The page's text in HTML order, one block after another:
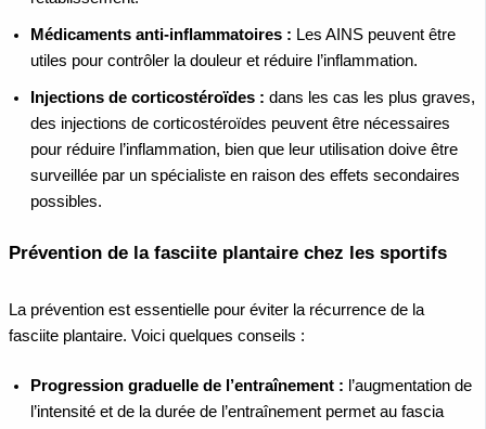
Médicaments anti-inflammatoires : Les AINS peuvent être
utiles pour contrôler la douleur et réduire l’inflammation.
Injections de corticostéroïdes : dans les cas les plus graves,
des injections de corticostéroïdes peuvent être nécessaires
pour réduire l’inflammation, bien que leur utilisation doive être
surveillée par un spécialiste en raison des effets secondaires
possibles.
Prévention de la fasciite plantaire chez les sportifs
La prévention est essentielle pour éviter la récurrence de la
fasciite plantaire. Voici quelques conseils :
Progression graduelle de l’entraînement : l’augmentation de
l’intensité et de la durée de l’entraînement permet au fascia